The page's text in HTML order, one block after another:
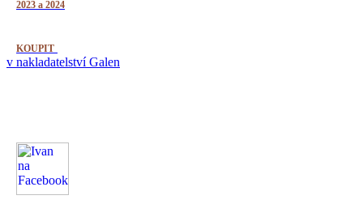
2023 a 2024
KOUPIT
v nakladatelství Galen